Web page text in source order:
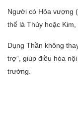
Người có Hỏa vượng
thể là Thủy hoặc Kim,
Dụng Thần không
trợ”, giúp điều hòa
trường.